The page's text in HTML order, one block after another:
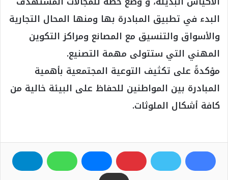
البدء في تطبيق المبادرة بها ومنها المحال التجارية
والأسواق والتنسيق مع المصانع ومراكز التكوين
المهني التي ستتولى مهمة التصنيع.
مؤكدةً على تكثيف التوعية المجتمعية بأهمية
المبادرة بين المواطنين للحفاظ على البيئة خالية من
كافة أشكال الملوثات.